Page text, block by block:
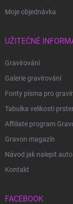
Moje objednávka
UŽITEČNÉ
Gravírování
Galerie gravírování
Fonty písma pro
Tabulka velikosti
Affiliate program
Gravon magazín
Návod jak nalepit
Kontakt
FACEBOOK